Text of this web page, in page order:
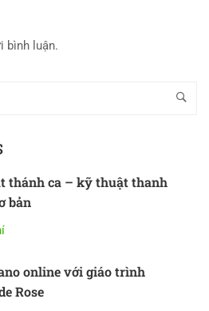
bình luận.
thánh ca – kỹ thuật thanh
bản
online với giáo trình
Rose